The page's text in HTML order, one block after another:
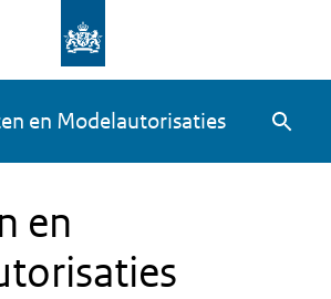
en Modelautorisaties
en